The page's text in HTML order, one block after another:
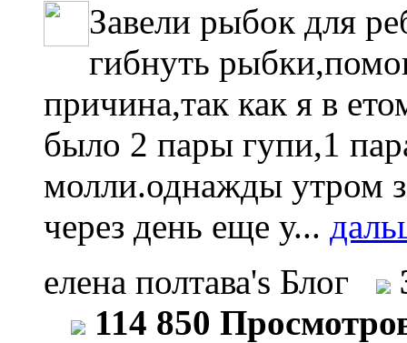
Завели рыбок для
гибнуть
причина,так как я в
было 2 пары гупи,1
молли.однажды утром
через день еще у...
елена полтава's Блог
114 850